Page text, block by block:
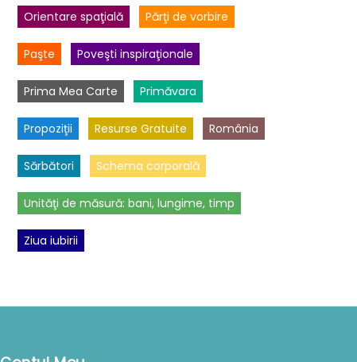
Orientare spaţială Părţi de vorbire
Paşte Poveşti inspiraţionale
Prima Mea Carte Primăvara
Propoziţii Resurse Gratuite România
Sărbători Schema corporală
Unităţi de măsură: bani, lungime, timp
Ziua iubirii